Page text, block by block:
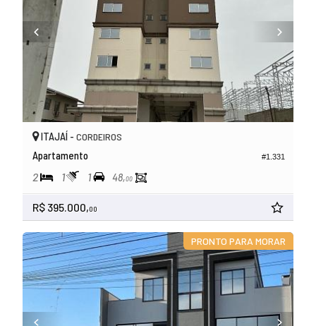
#1.331
ITAJAÍ - CORDEIROS
Apartamento
2 1 1 48,00
R$ 395.000,00
PRONTO PARA MORAR